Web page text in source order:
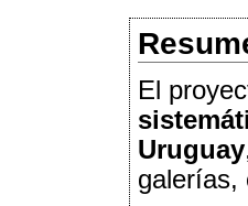
El
Uruguay
galerías,